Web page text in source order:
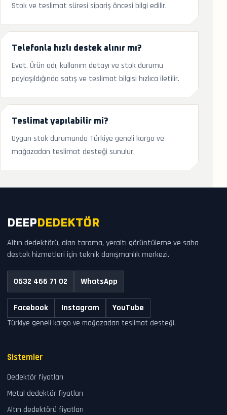
Stok ve teslimat süresi sipariş öncesi bilgi edilir.
Telefonla hızlı destek alınır mı?
Evet. Ürün adı, kullanım detayı ve stok durumu
paylaşıldığında satış ve teslimat bilgisi hızlıca iletilir.
Teslimat yapılabilir mi?
Uygun stok durumunda Türkiye geneli kargo ve
mağazadan teslimat desteği sunulur.
DEEP DEDEKTÖR
Altın dedektörü, alan tarama, yeraltı görüntüleme ve saha
destek hizmetleri için teknik danışmanlık merkezi.
0532 466 71 02 WhatsApp
Facebook Instagram YouTube
Türkiye geneli kargo ve mağazadan teslimat desteği.
Sistemler
Dedektör fiyatları
Metal dedektör fiyatları
Altın dedektörü fiyatları